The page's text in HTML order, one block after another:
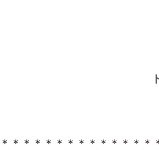
＊＊＊＊＊＊＊＊＊＊＊＊＊